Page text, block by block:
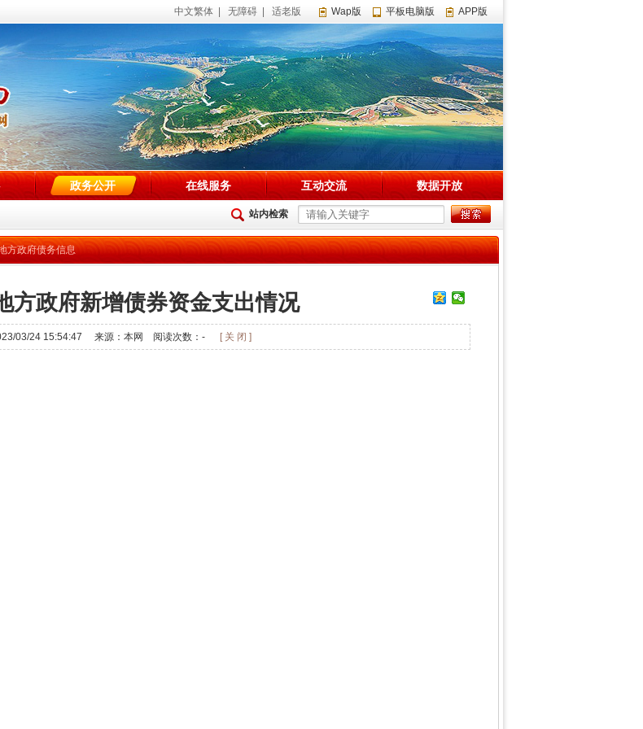
网站！ 中文繁体 无障碍 适老版 Wap版 平板电脑版 APP版
政务公开 在线服务 互动交流 数据开放
站内检索
方政府债务信息
方政府新增债券资金支出情况
03/24 15:54:47 来源：本网 阅读次数： - [ 关 闭 ]